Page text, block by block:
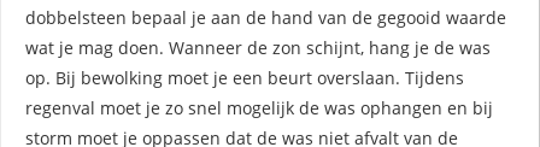
dobbelsteen bepaal je aan de hand van de gegooid waarde
wat je mag doen. Wanneer de zon schijnt, hang je de was
op. Bij bewolking moet je een beurt overslaan. Tijdens
regenval moet je zo snel mogelijk de was ophangen en bij
storm moet je oppassen dat de was niet afvalt van de